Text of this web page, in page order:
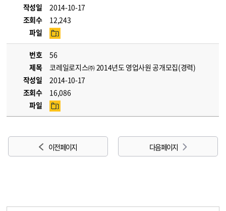
작성일
2014-10-17
조회수
12,243
파일
번호
56
제목
코레일로지스㈜ 2014년도 영업사원 공개모집(경력)
작성일
2014-10-17
조회수
16,086
파일
이전 페이지 다음 페이지